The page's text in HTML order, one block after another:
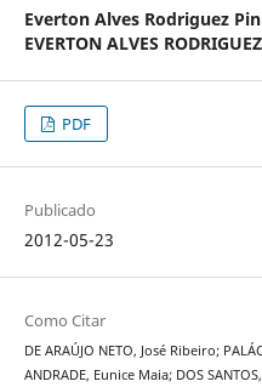
Everton Alves Rodriguez
EVERTON ALVES
PDF
Publicado
2012-05-23
Como Citar
DE ARAÚJO NETO, José Ribeiro;
ANDRADE, Eunice Maia; DOS